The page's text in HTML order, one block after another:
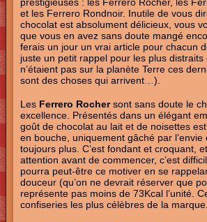
prestigieuses : les Ferrero Rocher, les
et les Ferrero Rondnoir. Inutile de vous
chocolat est absolument délicieux, vous
que vous en avez sans doute mangé
ferais un jour un vrai article pour chacun
juste un petit rappel pour les plus
n’étaient pas sur la planète Terre ces
sont des choses qui arrivent…).
Les Ferrero Rochersont sans doute le
excellence. Présentés dans un élégant
goût de chocolat au lait et de noisettes
en bouche, uniquement gâché par l’envie
toujours plus. C’est fondant et croquant,
attention avant de commencer, c’est
pourra peut-être ce motiver en se
douceur (qu’on ne devrait réserver que
représente pas moins de 73Kcal l’unité.
confiseries les plus célèbres de la marque.